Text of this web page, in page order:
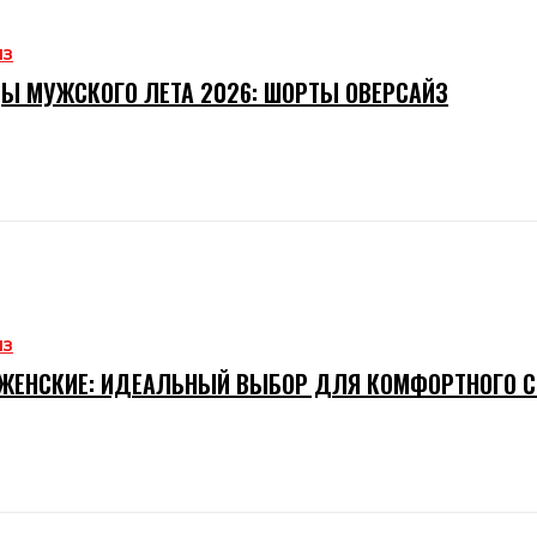
МУЖСКОГО ЛЕТА 2026: ШОРТЫ ОВЕРСАЙЗ
ИДЕАЛЬНЫЙ ВЫБОР ДЛЯ КОМФОРТНОГО